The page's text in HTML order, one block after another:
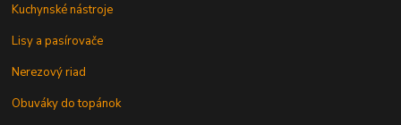
Kuchynské nástroje
Lisy a pasírovače
Nerezový riad
Obuváky do topánok